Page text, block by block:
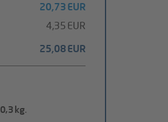
20,73 EUR
4,35 EUR
25,08 EUR
0,3 kg.